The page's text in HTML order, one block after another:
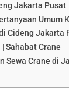
Jakarta Pusat
Umum
Cideng Jakarta
Sahabat Crane
Sewa Crane di